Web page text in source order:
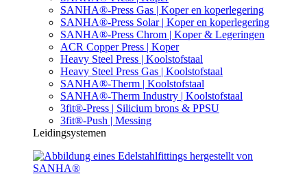
SANHA®-Press Gas | Koper en koperlegering
SANHA®-Press Solar | Koper en koperlegering
SANHA®-Press Chrom | Koper & Legeringen
ACR Copper Press | Koper
Heavy Steel Press | Koolstofstaal
Heavy Steel Press Gas | Koolstofstaal
SANHA®-Therm | Koolstofstaal
SANHA®-Therm Industry | Koolstofstaal
3fit®-Press | Silicium brons & PPSU
3fit®-Push | Messing
Leidingsystemen